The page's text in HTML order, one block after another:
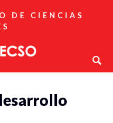
DE CIENCIAS